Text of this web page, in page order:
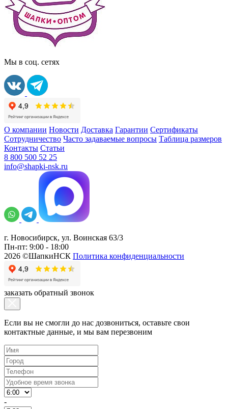
Мы в соц. сетях
О компании Новости Доставка Гарантии Сертификаты
Сотрудничество Часто задаваемые вопросы Таблица размеров
Контакты Статьи
8 800 500 52 25
info@shapki-nsk.ru
г. Новосибирск, ул. Воинская 63/3
Пн-пт: 9:00 - 18:00
2026 ©ШапкиНСК Политика конфиденциальности
заказать обратный звонок
Если вы не смогли до нас дозвониться, оставьте свои
контактные данные, и мы вам перезвоним
-